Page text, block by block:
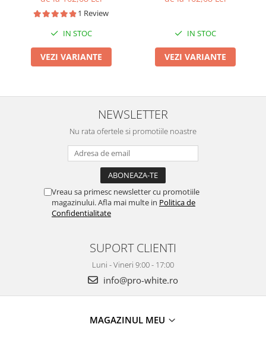
aplicare 60 min, benzi crest
1 Review
IN STOC
VEZI VARIANTE
benzi crest
IN STOC
VEZI VARIANTE
NEWSLETTER
Nu rata ofertele si promotiile noastre
Vreau sa primesc newsletter cu promotiile
magazinului. Afla mai multe in Politica de
Confidentialitate
SUPORT CLIENTI
Luni - Vineri 9:00 - 17:00
info@pro-white.ro
MAGAZINUL MEU